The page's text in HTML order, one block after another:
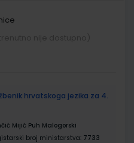
hrvatskoga jezika za 4.
Mijić Puh Malogorski
broj ministarstva: 7733